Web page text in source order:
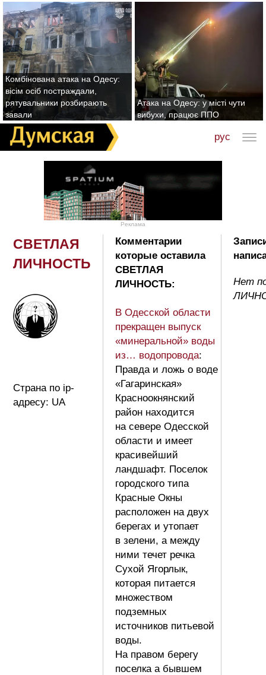
Комбінована атака на Одесу:
вісім осіб постраждали,
рятувальники розбирають
завали
Атака на Одесу: у місті чути
вибухи, працює ППО
рус
Реклама
СВЕТЛАЯ
ЛИЧНОСТЬ
Страна по ip-
адресу: UA
Комментарии
которые оставила
СВЕТЛАЯ
ЛИЧНОСТЬ:
В Одесской области
прекращен выпуск
«минеральной» воды
из… водопровода:
Правда и ложь о воде
«Гагаринская»
Красноокнянский
район находится
на севере Одесской
области и имеет
красивейший
ландшафт. Поселок
городского типа
Красные Окны
расположен на двух
берегах и утопает
в зелени, а между
ними течет речка
Сухой Ягорлык,
которая питается
множеством
подземных
источников питьевой
воды.
На правом берегу
поселка а бывшем
Нет